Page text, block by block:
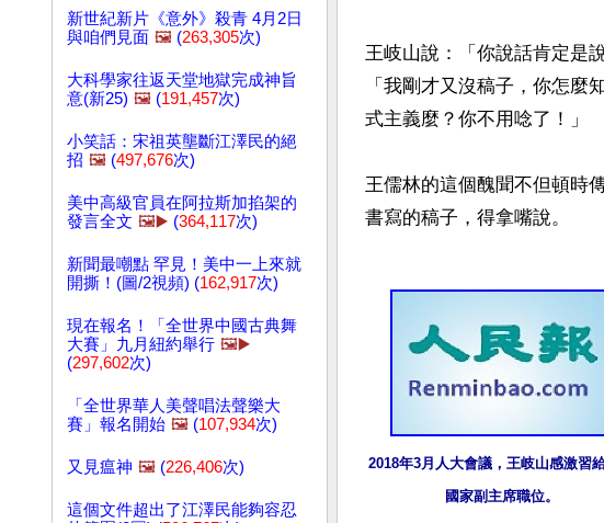
新世紀新片《意外》殺青 4月2日
與咱們見面 🖼️ (263,305次)
大科學家往返天堂地獄完成神旨
意(新25) 🖼️ (191,457次)
小笑話：宋祖英壟斷江澤民的絕
招 🖼️ (497,676次)
美中高級官員在阿拉斯加掐架的
發言全文 🖼️▶️ (364,117次)
新聞最嘲點 罕見！美中一上來就
開撕！(圖/2視頻) (162,917次)
現在報名！「全世界中國古典舞
大賽」九月紐約舉行 🖼️▶️
(297,602次)
「全世界華人美聲唱法聲樂大
賽」報名開始 🖼️ (107,934次)
又見瘟神 🖼️ (226,406次)
這個文件超出了江澤民能夠容忍
王岐山說：「你說話肯定是
「我剛才又沒稿子，你怎
式主義麼？你不用唸了！」
王儒林的這個醜聞不但頓時
書寫的稿子，得拿嘴說。
2018年3月人大會議，王岐山感激習
國家副主席職位。